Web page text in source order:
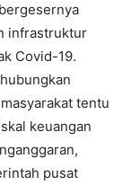
infrastruktur
Covid-19.
tentu
keuangan
pusat